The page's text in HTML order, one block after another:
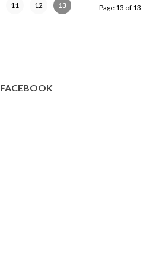
11 12 13 Page 13 of 13
FACEBOOK